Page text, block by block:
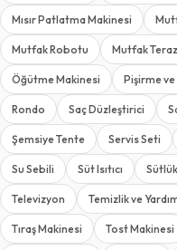
Mısır Patlatma Makinesi
Mutfak Robotu Mutfak
Öğütme Makinesi Pişirme
Rondo Saç Düzleştirici
Şemsiye Tente Servis Seti
Su Sebili Süt Isıtıcı Sütlük
Televizyon Temizlik ve
Tıraş Makinesi Tost Makinesi